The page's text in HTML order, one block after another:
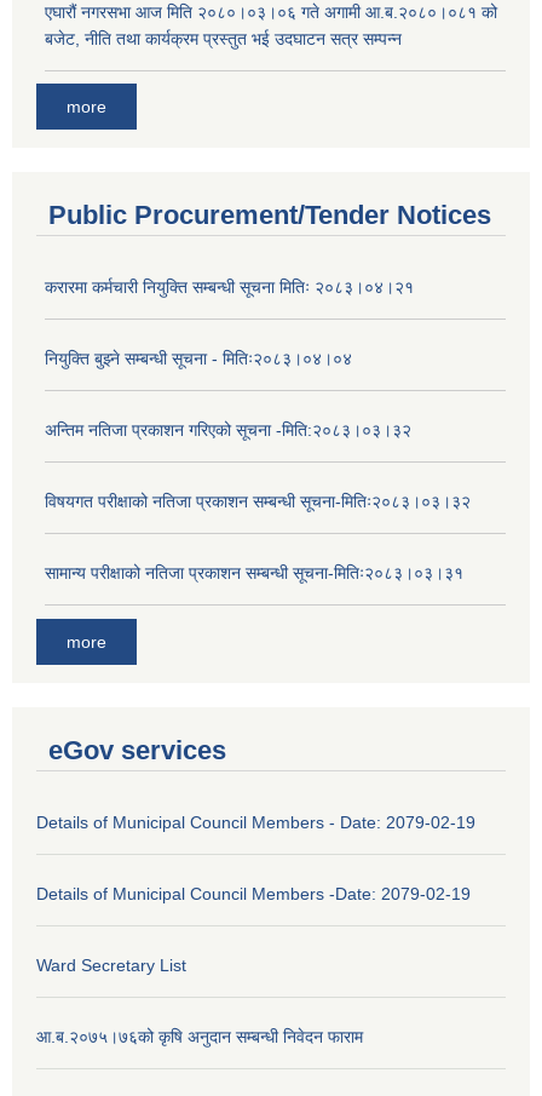
एघारौं नगरसभा आज मिति २०८०।०३।०६ गते अगामी आ.ब.२०८०।०८१ को
बजेट, नीति तथा कार्यक्रम प्रस्तुत भई उदघाटन सत्र सम्पन्न
more
Public Procurement/Tender Notices
करारमा कर्मचारी नियुक्ति सम्बन्धी सूचना मितिः २०८३।०४।२१
नियुक्ति बुझ्ने सम्बन्धी सूचना - मितिः२०८३।०४।०४
अन्तिम नतिजा प्रकाशन गरिएको सूचना -मिति:२०८३।०३।३२
विषयगत परीक्षाको नतिजा प्रकाशन सम्बन्धी सूचना-मितिः२०८३।०३।३२
सामान्य परीक्षाको नतिजा प्रकाशन सम्बन्धी सूचना-मितिः२०८३।०३।३१
more
eGov services
Details of Municipal Council Members - Date: 2079-02-19
Details of Municipal Council Members -Date: 2079-02-19
Ward Secretary List
आ.ब.२०७५।७६को कृषि अनुदान सम्बन्धी निवेदन फाराम